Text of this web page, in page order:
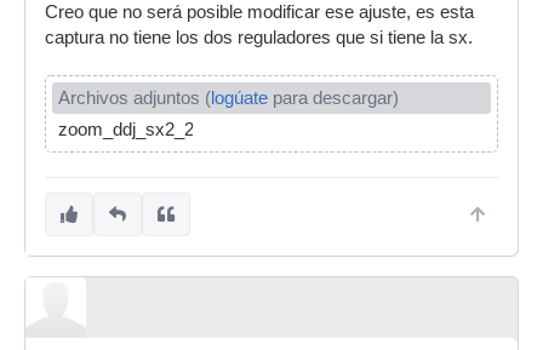
Creo que no será posible modificar ese ajuste, es esta
captura no tiene los dos reguladores que si tiene la sx.
Archivos adjuntos (logúate para descargar)
zoom_ddj_sx2_2_l.jpg